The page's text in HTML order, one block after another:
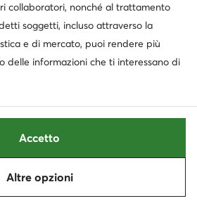
su novità e promozioni
collaboratori, nonché al trattamento
soggetti, incluso attraverso la
e di mercato, puoi rendere più
delle informazioni che ti interessano di
Altre opzioni
Accetto